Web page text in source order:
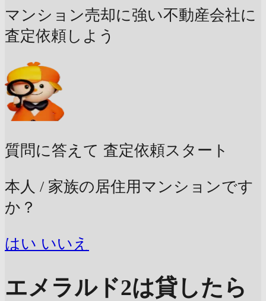
マンション売却に強い不動産会社に
査定依頼しよう
質問に答えて 査定依頼スタート
本人 / 家族の居住用マンションです
か？
はい いいえ
エメラルド2は貸したら